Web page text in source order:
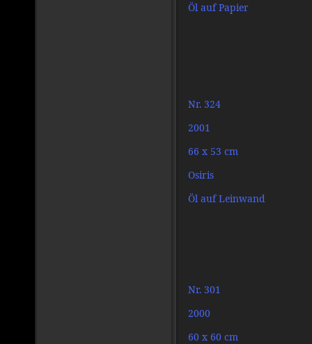
Öl auf Papier
Nr. 324
2001
66 x 53 cm
Osiris
Öl auf Leinwand
Nr. 301
2000
60 x 60 cm